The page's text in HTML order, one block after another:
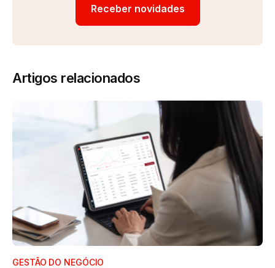
Receber novidades
Artigos relacionados
GESTÃO DO NEGÓCIO